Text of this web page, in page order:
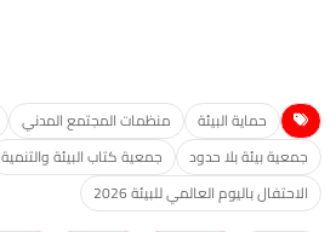
حماية البيئة منظمات المجتمع المدني
جمعية بيئة بلا حدود
جمعية كتاب البيئة والتنمية
الاحتفال باليوم العالمي للبيئة 2026